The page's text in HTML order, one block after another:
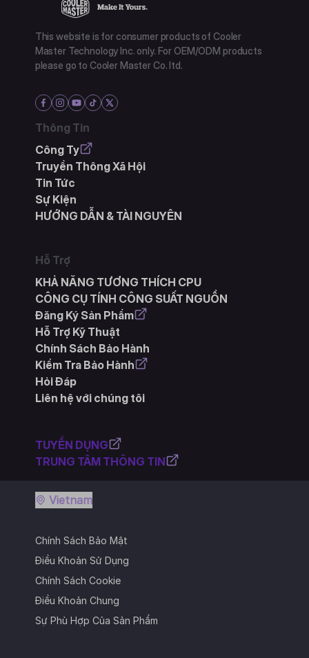
This website is for consumer products of Cooler
Master Technology Inc. only. For OEM/ODM products
please go to Cooler Master Co. ltd.
Thông Tin
Công Ty
Truyền Thông Xã Hội
Tin Tức
Sự Kiện
HƯỚNG DẪN & TÀI NGUYÊN
Hỗ Trợ
KHẢ NĂNG TƯƠNG THÍCH CPU
CÔNG CỤ TÍNH CÔNG SUẤT NGUỒN
Đăng Ký Sản Phẩm
Hỗ Trợ Kỹ Thuật
Chính Sách Bảo Hành
Kiểm Tra Bảo Hành
Hỏi Đáp
Liên hệ với chúng tôi
TUYỂN DỤNG
TRUNG TÂM THÔNG TIN
Chính Sách Bảo Mật
Điều Khoản Sử Dụng
Chính Sách Cookie
Điều Khoản Chung
Sự Phù Hợp Của Sản Phẩm
Vietnam